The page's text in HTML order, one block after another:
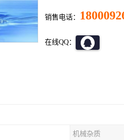
销售电话：
在线QQ：
机械杂质